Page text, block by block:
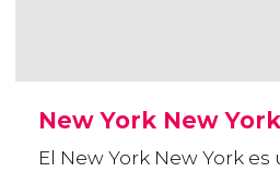
New York New York
El New York New York es